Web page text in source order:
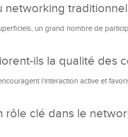
traditionnel
un grand nombre de
ils la qualité des
l’interaction active et
rôle clé dans le